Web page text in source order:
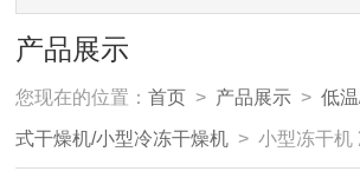
产品展示
您现在的位置：首页 > 产品展示 >低
式干燥机/小型冷冻干燥机 > 小型冻干机